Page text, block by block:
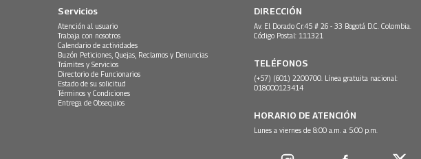
Servicios
Atención al usuario
Trabaja con nosotros
Calendario de actividades
Buzón Peticiones, Quejas, Reclamos y Denuncias
Trámites y Servicios
Directorio de Funcionarios
Estado de su solicitud
Términos y Condiciones
Entrega de Obsequios
DIRECCIÓN
Av. El Dorado Cr.45 # 26 - 33 Bogotá D.C. Colombia.
Código Postal: 111321
TELÉFONOS
(+57) (601) 2200700. Línea gratuita nacional:
018000123414
HORARIO DE ATENCIÓN
Lunes a viernes de 8:00 a.m. a 5:00 p.m.